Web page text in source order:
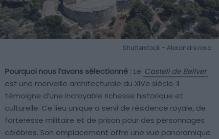
Shutterstock – Alexandre.rosa
Pourquoi nous l’avons sélectionné : Le Castell de Bellver
est une merveille architecturale du XIVe siècle. Il
témoigne d’une incroyable richesse historique et
culturelle. Ce lieu unique a servi de résidence royale, de
forteresse militaire et de prison pour des personnages
célèbres. Son emplacement offre une vue panoramique